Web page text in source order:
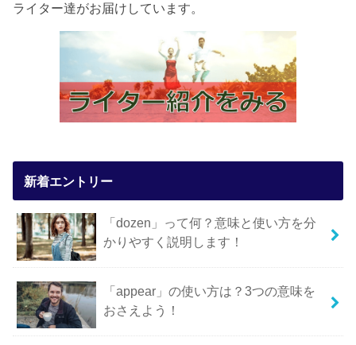
ライター達がお届けしています。
新着エントリー
「dozen」って何？意味と使い方を分
かりやすく説明します！
「appear」の使い方は？3つの意味を
おさえよう！